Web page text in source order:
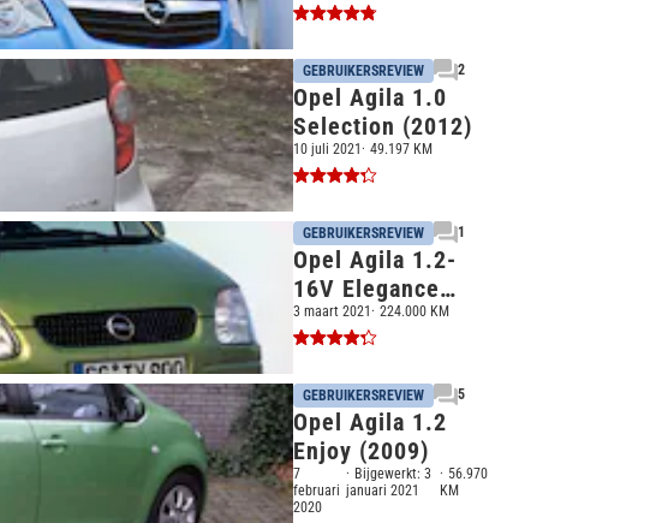
GEBRUIKERSREVIEW 2
Opel Agila 1.0
Selection (2012)
10 juli 2021 49.197 KM
GEBRUIKERSREVIEW 1
Opel Agila 1.2-
16V Elegance
(2001)
3 maart 2021 224.000 KM
GEBRUIKERSREVIEW 5
Opel Agila 1.2
Enjoy (2009)
7
februari
2020
Bijgewerkt: 3
januari 2021
56.970
KM